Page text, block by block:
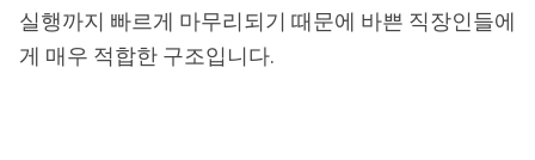
실행까지 빠르게 마무리되기 때문에 바쁜 직장인들에
게 매우 적합한 구조입니다.